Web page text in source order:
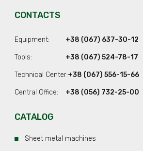
CONTACTS
Equipment: +38 (067) 637-30-12
Tools: +38 (067) 524-78-17
Technical Center:+38 (067) 556-15-66
Central Office: +38 (056) 732-25-00
CATALOG
Sheet metal machines